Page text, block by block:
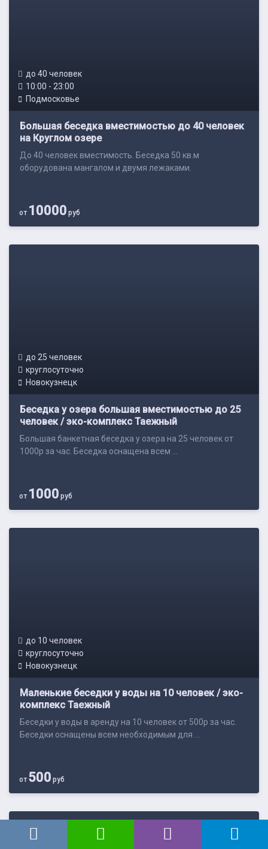
до 40 человек
10:00 - 23:00
Подмосковье
Большая беседка вместимостью до 40 человек
на Круглом озере
До 40 человек вместимость. Беседка 50 кв.м
оборудована мангалом и двумя лежаками.
от 10000 руб
до 25 человек
круглосуточно
Новокузнецк
Беседка у озера большая вместимостью до 25
человек / эко-комплекс Таежный
Большая банкетная беседка у озера на 25 человек от
1000р за час. Беседка оснащена всем ...
от 1000 руб
до 10 человек
круглосуточно
Новокузнецк
Маленькие беседки у воды на 10 человек / эко-
комплекс Таежный
Беседки у воды в аренду на 10 человек от 500р за час.
Беседки оснащены всем необходимым для ...
от500 руб